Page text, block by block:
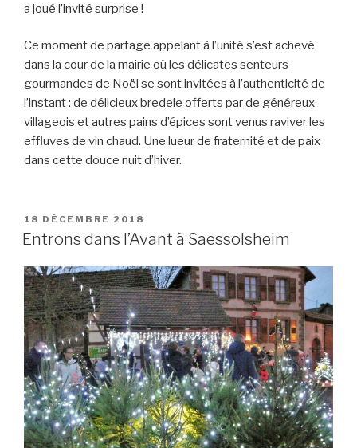
a joué l’invité surprise !
Ce moment de partage appelant à l’unité s’est achevé
dans la cour de la mairie où les délicates senteurs
gourmandes de Noël se sont invitées à l’authenticité de
l’instant : de délicieux bredele offerts par de généreux
villageois et autres pains d’épices sont venus raviver les
effluves de vin chaud. Une lueur de fraternité et de paix
dans cette douce nuit d’hiver.
18 DÉCEMBRE 2018
Entrons dans l’Avant à Saessolsheim